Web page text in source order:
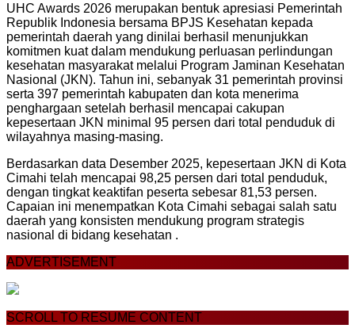
UHC Awards 2026 merupakan bentuk apresiasi Pemerintah
Republik Indonesia bersama BPJS Kesehatan kepada
pemerintah daerah yang dinilai berhasil menunjukkan
komitmen kuat dalam mendukung perluasan perlindungan
kesehatan masyarakat melalui Program Jaminan Kesehatan
Nasional (JKN). Tahun ini, sebanyak 31 pemerintah provinsi
serta 397 pemerintah kabupaten dan kota menerima
penghargaan setelah berhasil mencapai cakupan
kepesertaan JKN minimal 95 persen dari total penduduk di
wilayahnya masing-masing.
Berdasarkan data Desember 2025, kepesertaan JKN di Kota
Cimahi telah mencapai 98,25 persen dari total penduduk,
dengan tingkat keaktifan peserta sebesar 81,53 persen.
Capaian ini menempatkan Kota Cimahi sebagai salah satu
daerah yang konsisten mendukung program strategis
nasional di bidang kesehatan .
ADVERTISEMENT
SCROLL TO RESUME CONTENT